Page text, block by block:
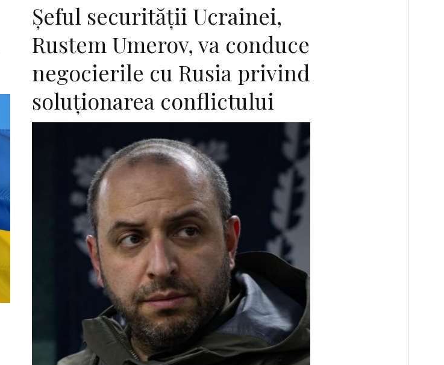
Șeful securității Ucrainei,
Rustem Umerov, va conduce
negocierile cu Rusia privind
soluționarea conflictului
F